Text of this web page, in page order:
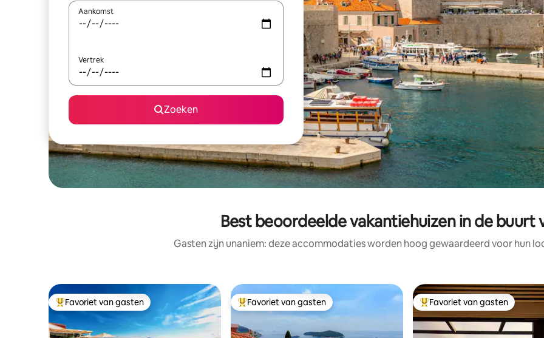
Aankomst
Vertrek
Zoeken
Best beoordeelde vakantiehuizen in de buurt
Gasten zijn unaniem: deze accommodaties worden hoog gewaardeerd voor hun
Topfavoriet van gasten
Favoriet van gasten Topfavoriet van gasten
Favoriet van gasten Topfavoriet van gasten
Favoriet van gasten